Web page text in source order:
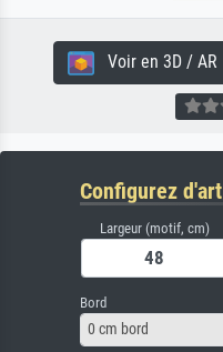
Voir en 3D / AR
Configurez d'art
Largeur (motif, cm)
Bord
0 cm bord